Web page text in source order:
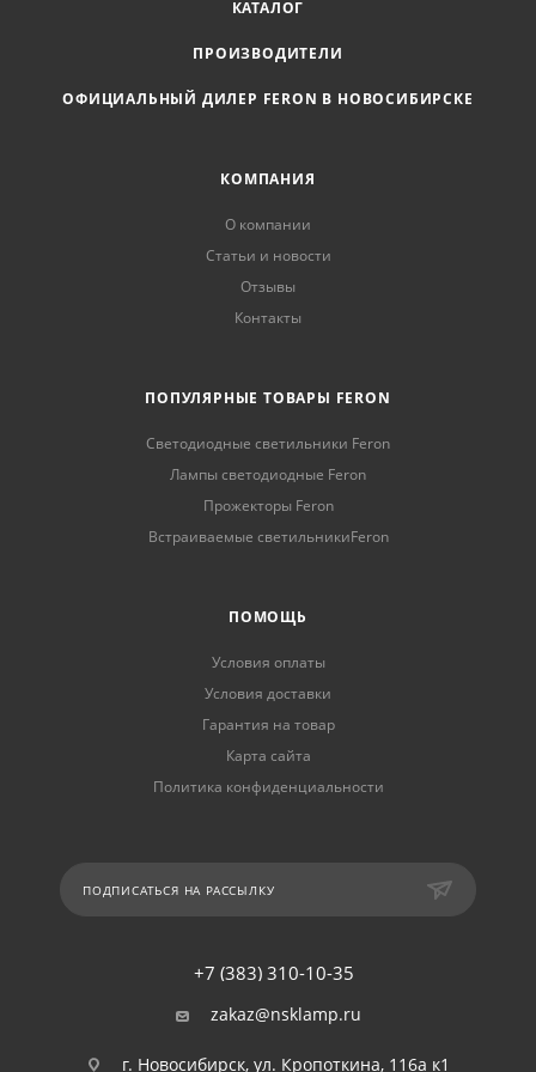
КАТАЛОГ
ПРОИЗВОДИТЕЛИ
ОФИЦИАЛЬНЫЙ ДИЛЕР FERON В НОВОСИБИРСКЕ
КОМПАНИЯ
О компании
Статьи и новости
Отзывы
Контакты
ПОПУЛЯРНЫЕ ТОВАРЫ FERON
Светодиодные светильники Feron
Лампы светодиодные Feron
Прожекторы Feron
Встраиваемые светильникиFeron
ПОМОЩЬ
Условия оплаты
Условия доставки
Гарантия на товар
Карта сайта
Политика конфиденциальности
ПОДПИСАТЬСЯ НА РАССЫЛКУ
+7 (383) 310-10-35
zakaz@nsklamp.ru
г. Новосибирск, ул. Кропоткина, 116а к1